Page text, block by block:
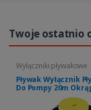
Twoje ostatnio
Wyłączniki pływakowe
Pływak Wyłącznik
Do Pompy 20m